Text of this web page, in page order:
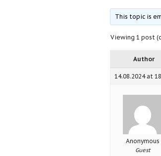
This topic is
Viewing 1 post
Author
14.08.2024 at
Anonymous
Guest